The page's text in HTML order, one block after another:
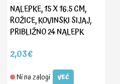
NALEPKE, 15 X 16.5 CM,
ROŽICE, KOVINSKI SIJAJ,
PRIBLIŽNO 24 NALEPK
2,03€
Ni na zalogi VEČ